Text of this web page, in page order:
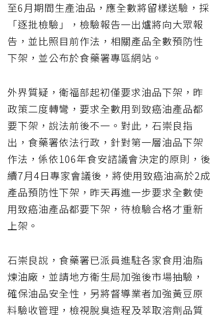
至6月期間生產油品，應全數將留樣送驗，採
「逐批檢驗」，檢驗報告一出爐將向大眾報
告，並比照目前作法，相關產品全數預防性
下架，並公布於食藥署專區網站。
外界質疑，衛福部起初僅要求油品下架，昨
政策二度轉彎，要求全數用到致癌油產品都
要下架，說法前後不一。對此，石崇良指
出，食藥署依法行政，針對第一層油品下架
作法，係依106年食安諮議會決定的原則，後
續7月4日專家會議後，將使用致癌油高於2成
產品預防性下架，昨天再進一步要求全數使
用致癌油產品都要下架，待檢驗合格才重新
上架。
石崇良說，食藥署已派員進駐各家食用油脂
煉油廠，並請地方衛生局加強後市場抽驗，
確保油品安全性，另將督導業者加強黃豆原
料驗收管理，檢視脫臭造程及萃取溶劑品質